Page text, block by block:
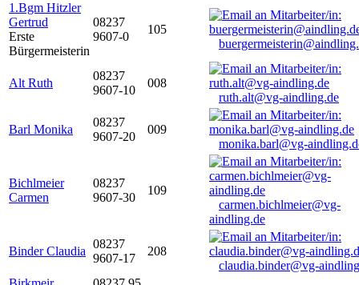
1.Bgm Hitzler
Gertrud
Erste
Bürgermeisterin
08237
9607-0
105
Alt Ruth
08237
9607-10
008
ruth.alt@vg-aindling.de
Barl Monika
08237
9607-20
009
monika.barl@vg-
Bichlmeier
Carmen
08237
9607-30
109
carmen.bichlmeier@vg-
aindling.de
Binder Claudia
08237
9607-17
208
claudia.binder@vg-